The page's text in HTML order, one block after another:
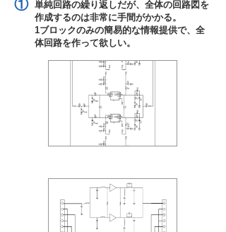
① 単純回路の繰り返しだが、全体の回路図を
作成するのは非常に手間がかかる。
1ブロックのみの簡易的な情報提供で、全
体回路を作って欲しい。